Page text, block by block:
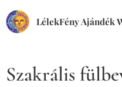
LélekFény Ajándék
Szakrális